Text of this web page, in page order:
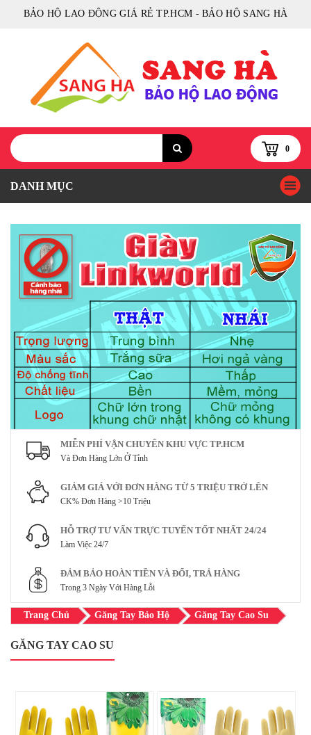
BẢO HỘ LAO ĐỘNG GIÁ RẺ TP.HCM - BẢO HỘ SANG HÀ
0
DANH MỤC
MIỄN PHÍ VẬN CHUYỂN KHU VỰC TP.HCM
Và Đơn Hàng Lớn Ở Tỉnh
GIẢM GIÁ VỚI ĐƠN HÀNG TỪ 5 TRIỆU TRỞ LÊN
CK% Đơn Hàng >10 Triệu
HỖ TRỢ TƯ VẤN TRỰC TUYẾN TỐT NHẤT 24/24
Làm Việc 24/7
ĐẢM BẢO HOÀN TIỀN VÀ ĐỔI, TRẢ HÀNG
Trong 3 Ngày Với Hàng Lỗi
Trang Chủ Găng Tay Bảo Hộ Găng Tay Cao Su
GĂNG TAY CAO SU